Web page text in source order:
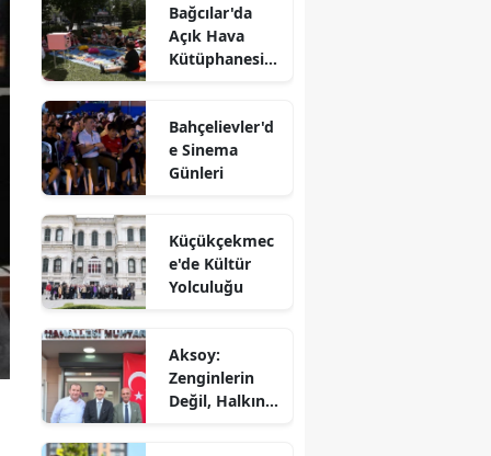
Bağcılar'da
Açık Hava
Kütüphanesi'n
Bahçelievler'd
e Sinema
Günleri
Küçükçekmec
e'de Kültür
Yolculuğu
Aksoy:
Zenginlerin
Değil, Halkın